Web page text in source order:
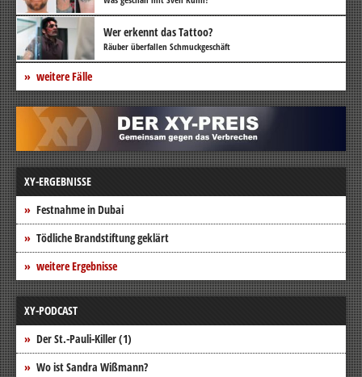
Wer erkennt das Tattoo?
Räuber überfallen Schmuckgeschäft
weitere Fälle
XY-ERGEBNISSE
Festnahme in Dubai
Tödliche Brandstiftung geklärt
weitere Ergebnisse
XY-PODCAST
Der St.-Pauli-Killer (1)
Wo ist Sandra Wißmann?